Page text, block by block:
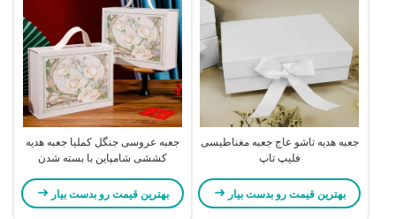
جعبه هدیه تاشو عاج جعبه مغناطیسی
فلیپ تاپ
بهترین قیمت رو بدست بیار
جعبه عروسی جنگل کملیا جعبه هدیه
کششی شامپاین با بسته شدن
بهترین قیمت رو بدست بیار